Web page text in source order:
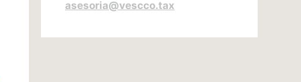
asesoria@vescco.tax